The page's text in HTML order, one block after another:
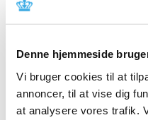
Denne hjemmeside
Vi bruger cookies til at
annoncer, til at vise dig
at analysere vores trafik.
Lægemiddelstyrelsen har
Jeppe Madsen får
Der har været 1 ansøger til
Bevillingen har været
apoteksvirksomhed §15,